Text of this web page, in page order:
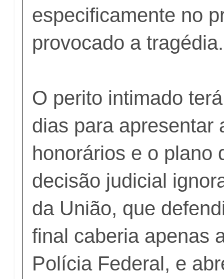
especificamente no
provocado a tragédia.
O perito intimado
dias para apresentar
honorários e o plano
decisão judicial
da União, que
final caberia apenas
Polícia Federal, e